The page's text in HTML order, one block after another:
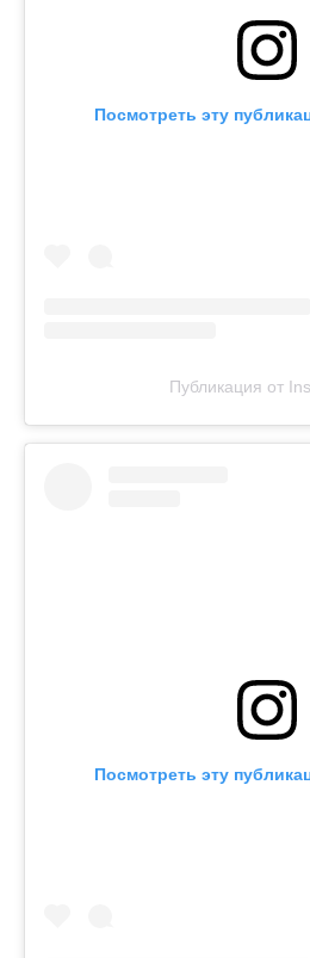
Посмотреть эту
Публикация от
Посмотреть эту